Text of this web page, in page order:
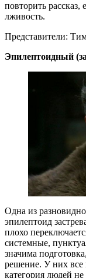
повторить рассказ,
лживость.
Представители:
Эпилептоидный
Одна из
эпилептоид
плохо
системные,
значима
решение. У них все
категория людей не